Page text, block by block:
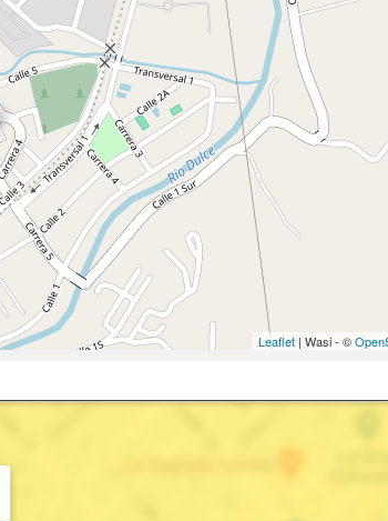
Leaflet| Wasi - ©